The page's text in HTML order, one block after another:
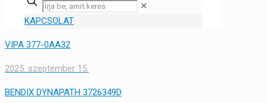
✕
KAPCSOLAT
VIPA 377-0AA32
2025. szeptember 15.
BENDIX DYNAPATH 3726349D